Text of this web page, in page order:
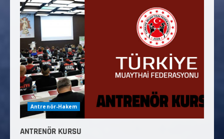
Antrenör-Hakem
ANTRENÖR KURSU